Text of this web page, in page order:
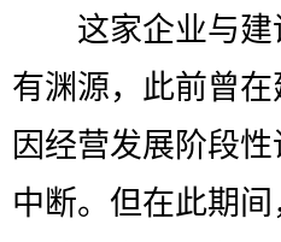
这家企业与建
有渊源，此前曾
因经营发展阶段
中断。但在此期